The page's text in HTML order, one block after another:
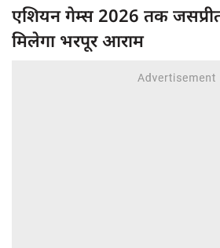
एशियन गेम्स 2026 तक
मिलेगा भरपूर आराम